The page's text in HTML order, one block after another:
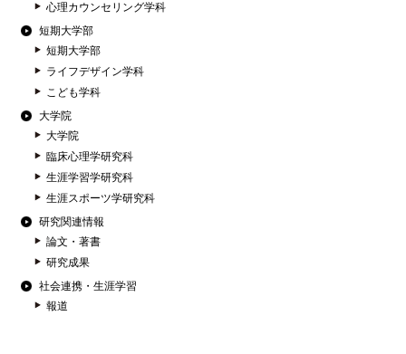
心理カウンセリング学科
短期大学部
短期大学部
ライフデザイン学科
こども学科
大学院
大学院
臨床心理学研究科
生涯学習学研究科
生涯スポーツ学研究科
研究関連情報
論文・著書
研究成果
社会連携・生涯学習
報道